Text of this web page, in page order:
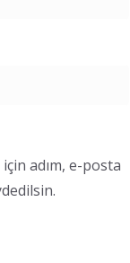
adım, e-posta